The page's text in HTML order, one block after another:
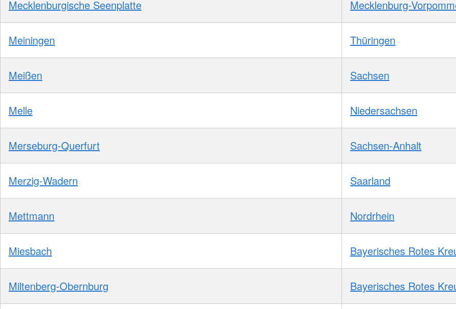
Mecklenburgische Seenplatte Mecklenburg-
Meiningen Thüringen
Meißen Sachsen
Melle Niedersachsen
Merseburg-Querfurt Sachsen-Anhalt
Merzig-Wadern Saarland
Mettmann Nordrhein
Miesbach Bayerisches Rotes
Miltenberg-Obernburg Bayerisches Rotes